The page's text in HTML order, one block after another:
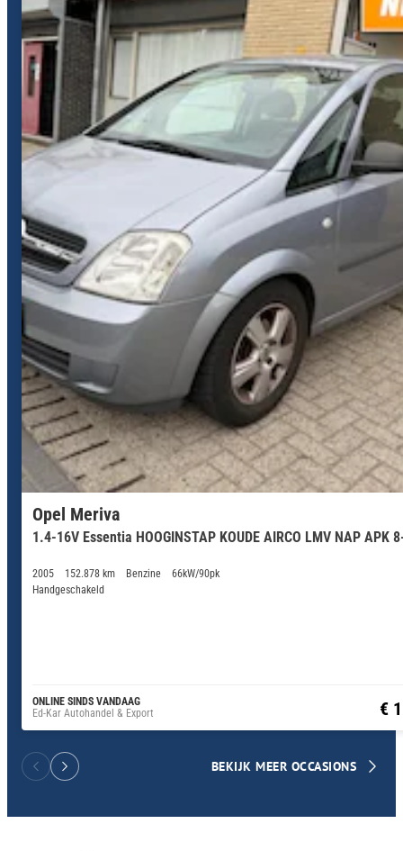
Opel Meriva
1.4-16V Essentia HOOGINSTAP KOUDE AIRCO LMV NAP APK
2005 152.878 km Benzine
66kW/90pk
Handgeschakeld
ONLINE SINDS VANDAAG
Ed-Kar Autohandel & Export
€
BEKIJK MEER OCCASIONS